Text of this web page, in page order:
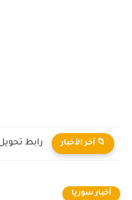
📁 آخر الأخبار
أخبار سوريا